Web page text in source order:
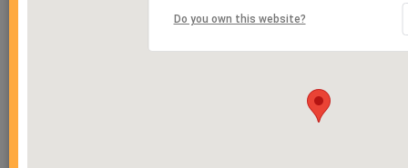
Do you own this website?